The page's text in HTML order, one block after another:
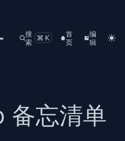
搜
索
⌘K
首
页
编
辑
备忘清单